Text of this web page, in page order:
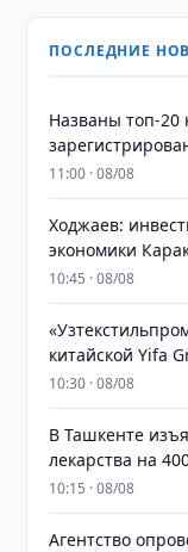
ПОСЛЕДНИЕ
Названы топ-20
11:00 · 08/08
Ходжаев:
экономики
10:45 · 08/08
китайской Yifa
10:30 · 08/08
​​​​​​​В Ташкенте
лекарства на
10:15 · 08/08
Агентство